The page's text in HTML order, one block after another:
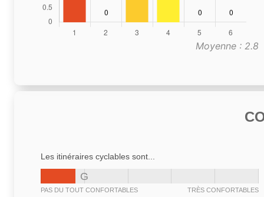
Moyenne : 2.8
Les itinéraires cyclables sont...
G
PAS DU TOUT CONFORTABLES TRÈS CONFORTABLES